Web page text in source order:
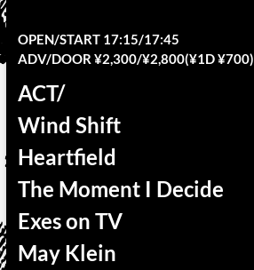
OPEN/START 17:15/17:45
ADV/DOOR ¥2,300/¥2,800(¥1D ¥700)
ACT/
Wind Shift
Heartfield
The Moment I Decide
Exes on TV
May Klein